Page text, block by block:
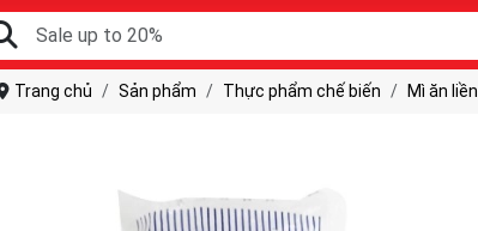
Trang chủ Sản phẩm Thực phẩm chế biến Mì ăn liền